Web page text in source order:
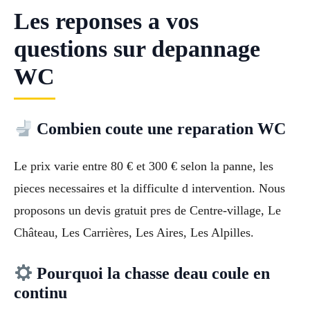
Les reponses a vos
questions sur depannage
WC
Combien coute une reparation WC
Le prix varie entre 80 € et 300 € selon la panne, les
pieces necessaires et la difficulte d intervention. Nous
proposons un devis gratuit pres de Centre-village, Le
Château, Les Carrières, Les Aires, Les Alpilles.
Pourquoi la chasse deau coule en
continu